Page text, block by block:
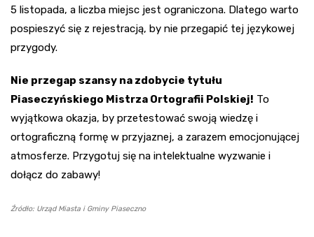
5 listopada, a liczba miejsc jest ograniczona. Dlatego warto
pospieszyć się z rejestracją, by nie przegapić tej językowej
przygody.
Nie przegap szansy na zdobycie tytułu
Piaseczyńskiego Mistrza Ortografii Polskiej! To
wyjątkowa okazja, by przetestować swoją wiedzę i
ortograficzną formę w przyjaznej, a zarazem emocjonującej
atmosferze. Przygotuj się na intelektualne wyzwanie i
dołącz do zabawy!
Źródło: Urząd Miasta i Gminy Piaseczno